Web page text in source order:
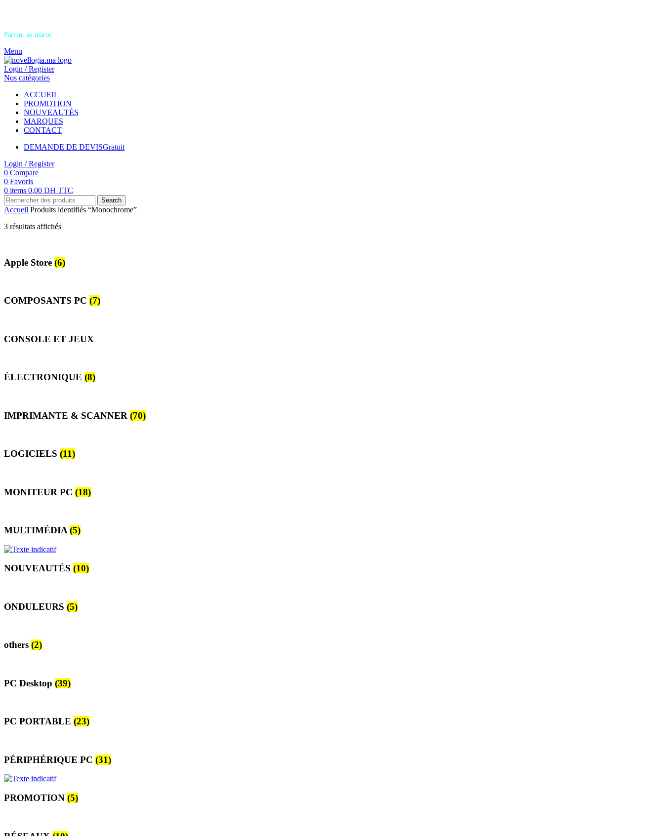
Partout au maroc
Menu
Login / Register
Nos catégories
ACCUEIL
PROMOTION
NOUVEAUTÉS
MARQUES
CONTACT
DEMANDE DE DEVISGratuit
Login / Register
0 Compare
0 Favoris
0 items 0,00 DH TTC
Search
Accueil Produits identifiés “Monochrome”
3 résultats affichés
Apple Store (6)
COMPOSANTS PC (7)
CONSOLE ET JEUX
ÉLECTRONIQUE (8)
IMPRIMANTE & SCANNER (70)
LOGICIELS (11)
MONITEUR PC (18)
MULTIMÉDIA (5)
NOUVEAUTÉS (10)
ONDULEURS (5)
others (2)
PC Desktop (39)
PC PORTABLE (23)
PÉRIPHÉRIQUE PC (31)
PROMOTION (5)